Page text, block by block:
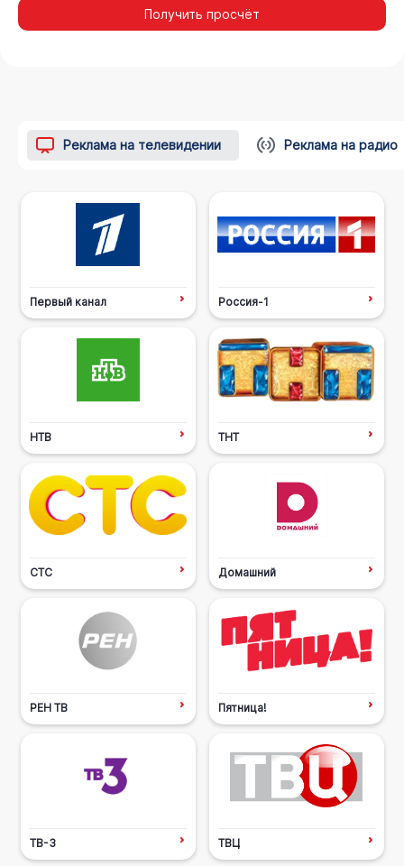
Получить просчёт
Реклама на телевидении Реклама на радио
Первый канал Россия-1
НТВ ТНТ
СТС Домашний
РЕН ТВ Пятница!
ТВ-3 ТВЦ